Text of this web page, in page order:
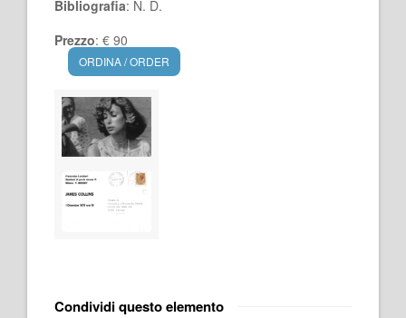
Bibliografia: N. D.
Prezzo: € 90
ORDINA / ORDER
Condividi questo elemento